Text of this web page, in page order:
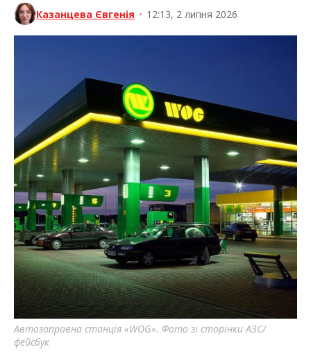
Казанцева Євгенія • 12:13, 2 липня 2026
Автозаправна станція «WOG». Фото зі сторінки АЗС/
фейсбук